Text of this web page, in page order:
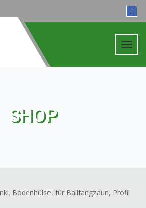
SHOP
Bodenhülse, für Ballfangzaun, Profil